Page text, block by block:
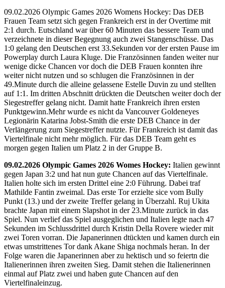
09.02.2026 Olympic Games 2026 Womens Hockey: Das DEB
Frauen Team setzt sich gegen Frankreich erst in der Overtime mit
2:1 durch. Eutschland war über 60 Minuten das bessere Team und
verzeichnete in dieser Begegnung auch zwei Stangenschüsse. Das
1:0 gelang den Deutschen erst 33.Sekunden vor der ersten Pause im
Powerplay durch Laura Kluge. Die Französinnen fanden weiter nur
wenige dicke Chancen vor doch die DEB Frauen konnten ihre
weiter nicht nutzen und so schlugen die Französinnen in der
49.Minute durch die alleine gelassene Estelle Duvin zu und stellten
auf 1:1. Im dritten Abschnitt drückten die Deutschen weiter doch der
Siegestreffer gelang nicht. Damit hatte Frankreich ihren ersten
Punktgewinn.Mehr wurde es nicht da Vancouver Goldeneyes
Legionärin Katarina Jobst-Smith die erste DEB Chance in der
Verlängerung zum Siegestreffer nutzte. Für Frankreich ist damit das
Viertelfinale nicht mehr möglich. Für das DEB Team geht es
morgen gegen Italien um Platz 2 in der Gruppe B.
09.02.2026 Olympic Games 2026 Womes Hockey: Italien gewinnt
gegen Japan 3:2 und hat nun gute Chancen auf das Viertelfinale.
Italien holte sich im ersten Drittel eine 2:0 Führung. Dabei traf
Mathilde Fantin zweimal. Das erste Tor erzielte sice vom Bully
Punkt (13.) und der zweite Treffer gelang in Überzahl. Ruj Ukita
brachte Japan mit einem Slapshot in der 23.Minute zurück in das
Spiel. Nun verlief das Spiel ausgeglichen und Italien legte nach 47
Sekunden im Schlussdrittel durch Kristin Della Rovere wieder mit
zwei Toren vorran. Die Japanerinnen dtückten und kamen durch ein
etwas umstrittenes Tor dank Akane Shiga nochmals heran. In der
Folge waren die Japanerinnen aber zu hektisch und so feiertn die
Italienerinnen ihren zweiten Sieg. Damit stehen die Italienerinnen
einmal auf Platz zwei und haben gute Chancen auf den
Viertelfinaleinzug.